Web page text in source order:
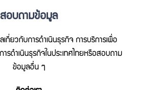
สอบถามข้อมูล
เกี่ยวกับการดำเนินธุรกิจ การบริการเพื่อ
รดำเนินธุรกิจในประเทศไทยหรือสอบถาม
ข้อมูลอื่น ๆ